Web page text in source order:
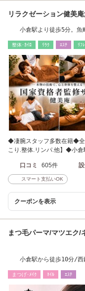
リラクゼーション健美
小倉駅より徒歩5分。魚
整体･ｶｲﾛ ﾘﾗｸ ｴｽﾃ ﾘﾌ
◆凄腕スタッフ多数在籍◆
こり.整体.リンパ.他】◆小倉
口コミ 605件
スマート支払いOK
クーポンを表示
まつ毛パーマ/マツエ
小倉駅から徒歩10分/
まつげ･ﾒｲｸ ﾈｲﾙ ｴｽﾃ